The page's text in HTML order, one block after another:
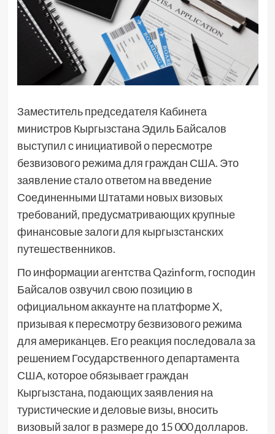
Заместитель председателя Кабинета
министров Кыргызстана Эдиль Байсалов
выступил с инициативой о пересмотре
безвизового режима для граждан США. Это
заявление стало ответом на введение
Соединенными Штатами новых визовых
требований, предусматривающих крупные
финансовые залоги для кыргызстанских
путешественников.
По информации агентства Qazinform, господин
Байсалов озвучил свою позицию в
официальном аккаунте на платформе X,
призывая к пересмотру безвизового режима
для американцев. Его реакция последовала за
решением Государственного департамента
США, которое обязывает граждан
Кыргызстана, подающих заявления на
туристические и деловые визы, вносить
визовый залог в размере до 15 000 долларов.